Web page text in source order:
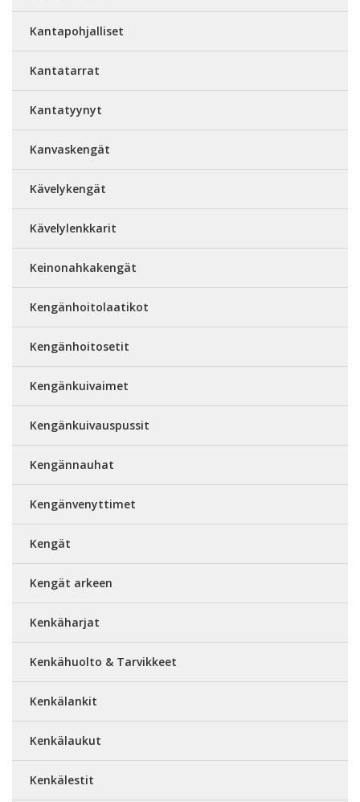
Kantapohjalliset
Kantatarrat
Kantatyynyt
Kanvaskengät
Kävelykengät
Kävelylenkkarit
Keinonahkakengät
Kengänhoitolaatikot
Kengänhoitosetit
Kengänkuivaimet
Kengänkuivauspussit
Kengännauhat
Kengänvenyttimet
Kengät
Kengät arkeen
Kenkäharjat
Kenkähuolto & Tarvikkeet
Kenkälankit
Kenkälaukut
Kenkälestit